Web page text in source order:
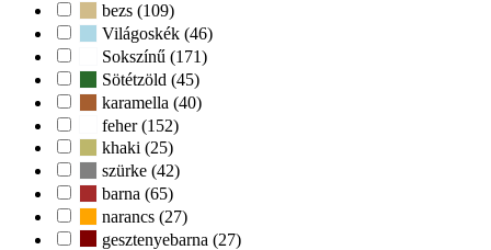
bezs (109)
Világoskék (46)
Sokszínű (171)
Sötétzöld (45)
karamella (40)
feher (152)
khaki (25)
szürke (42)
barna (65)
narancs (27)
gesztenyebarna (27)